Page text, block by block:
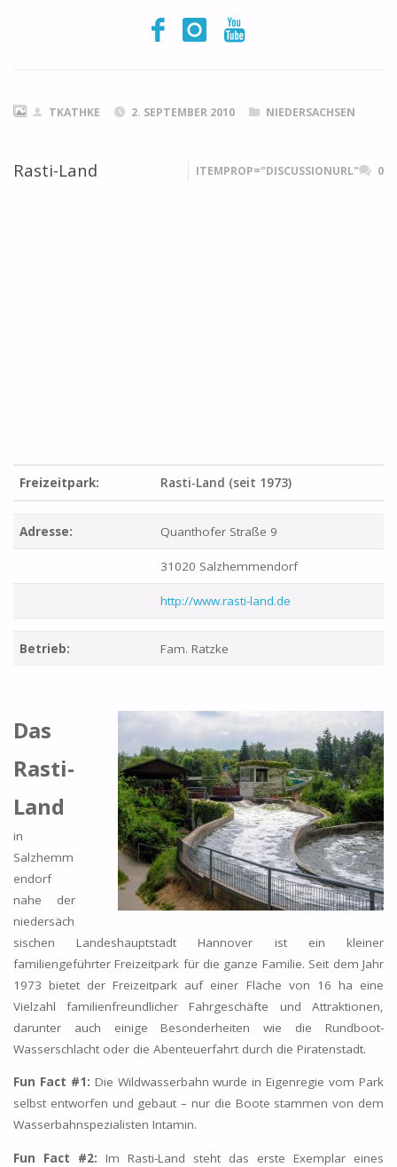
TKATHKE 2. SEPTEMBER 2010 NIEDERSACHSEN
Rasti-Land ITEMPROP="DISCUSSIONURL" 0
Freizeitpark: Rasti-Land (seit 1973)
Adresse: Quanthofer Straße 9
31020 Salzhemmendorf
http://www.rasti-land.de
Betrieb: Fam. Ratzke
Das
Rasti-
Land
in
Salzhemm
endorf
nahe der
niedersäch
sischen Landeshauptstadt Hannover ist ein kleiner
familiengeführter Freizeitpark für die ganze Familie. Seit dem Jahr
1973 bietet der Freizeitpark auf einer Fläche von 16 ha eine
Vielzahl familienfreundlicher Fahrgeschäfte und Attraktionen,
darunter auch einige Besonderheiten wie die Rundboot-
Wasserschlacht oder die Abenteuerfahrt durch die Piratenstadt.
Fun Fact #1: Die Wildwasserbahn wurde in Eigenregie vom Park
selbst entworfen und gebaut – nur die Boote stammen von dem
Wasserbahnspezialisten Intamin.
Fun Fact #2: Im Rasti-Land steht das erste Exemplar eines